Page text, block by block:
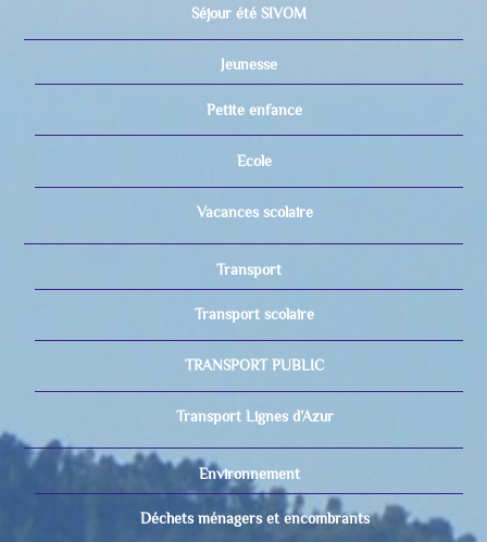
Séjour été SIVOM
Jeunesse
Petite enfance
Ecole
Vacances scolaire
Transport
Transport scolaire
TRANSPORT PUBLIC
Transport Lignes d’Azur
Environnement
Déchets ménagers et encombrants